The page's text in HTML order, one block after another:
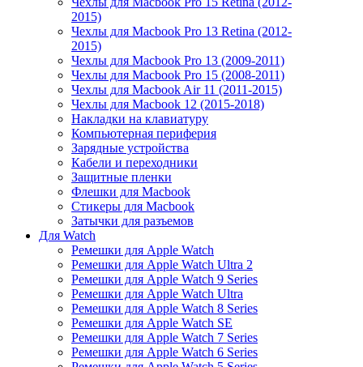
2015)
Чехлы для Macbook Pro 13 Retina (2012-
2015)
Чехлы для Macbook Pro 13 (2009-2011)
Чехлы для Macbook Pro 15 (2008-2011)
Чехлы для Macbook Air 11 (2011-2015)
Чехлы для Macbook 12 (2015-2018)
Накладки на клавиатуру
Компьютерная периферия
Зарядные устройства
Кабели и переходники
Защитные пленки
Флешки для Macbook
Стикеры для Macbook
Затычки для разъемов
Для Watch
Ремешки для Apple Watch
Ремешки для Apple Watch Ultra 2
Ремешки для Apple Watch 9 Series
Ремешки для Apple Watch Ultra
Ремешки для Apple Watch 8 Series
Ремешки для Apple Watch SE
Ремешки для Apple Watch 7 Series
Ремешки для Apple Watch 6 Series